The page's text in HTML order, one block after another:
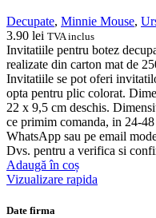
Decupate, Minnie Mouse,
3.90 lei TVA inclus
Invitatiile pentru botez
realizate din carton mat de
Invitatiile se pot oferi
opta pentru plic colorat.
22 x 9,5 cm deschis.
ce primim comanda, in 24-
WhatsApp sau pe email
Dvs. pentru a verifica si
Adaugă în coș
Vizualizare rapida
Date firma